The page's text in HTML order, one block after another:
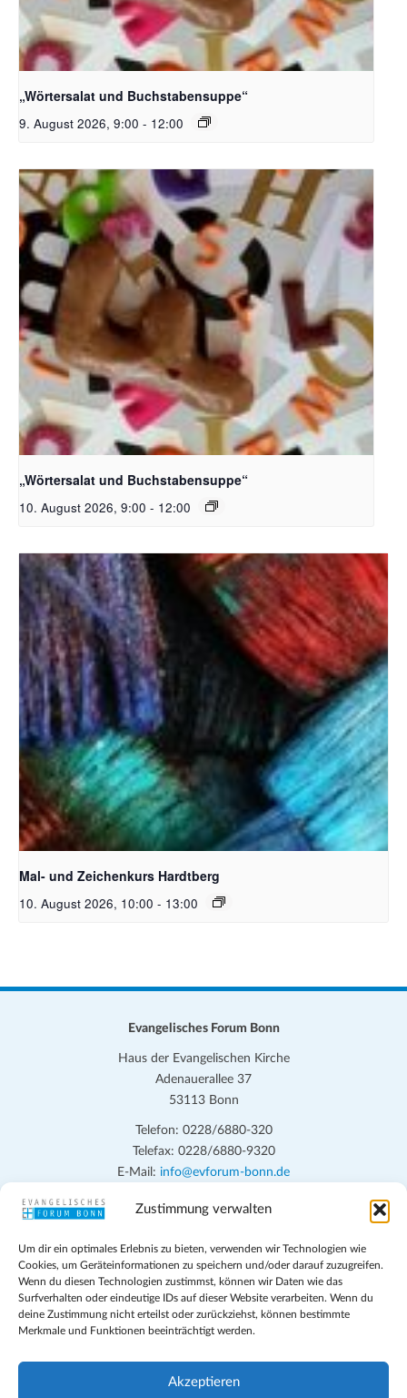
Zustimmung verwalten
Um dir ein optimales Erlebnis zu bieten, verwenden wir Technologien wie
Cookies, um Geräteinformationen zu speichern und/oder darauf zuzugreifen.
Wenn du diesen Technologien zustimmst, können wir Daten wie das
Surfverhalten oder eindeutige IDs auf dieser Website verarbeiten. Wenn du
deine Zustimmung nicht erteilst oder zurückziehst, können bestimmte
Merkmale und Funktionen beeinträchtigt werden.
Akzeptieren
Bildquelle_ Pixabay Free_Christoph Meinersmann
„Wörtersalat und Buchstabensuppe“
9. August 2026, 9:00 - 12:00
Bildquelle_ Pixabay Free_Christoph Meinersmann
„Wörtersalat und Buchstabensuppe“
10. August 2026, 9:00 - 12:00
Unsplash_RhondaK Native Florida Folk Artist
Mal- und Zeichenkurs Hardtberg
10. August 2026, 10:00 - 13:00
Evangelisches Forum Bonn
Haus der Evangelischen Kirche
Adenauerallee 37
53113 Bonn
Telefon: 0228/6880-320
Telefax: 0228/6880-9320
E-Mail: info@evforum-bonn.de
Das Evangelische Forum Bonn will in seinen zentralen
persönlichen, beruflichen, kirchlichen und öffentlichen Lebens
eingehen, zu offener Begegnung und ehrlicher Auseinandersetzung
anregen und mithelfen, aus der Verheißung des Evangeliums heraus
im individuellen und gesellschaftlichen Leben verantwortlich zu
denken, zu reden und zu handeln.
Impressum